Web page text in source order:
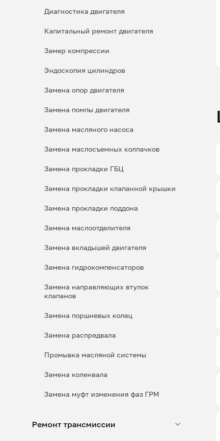
Диагностика двигателя
Капитальный ремонт двигателя
Замер компрессии
Эндоскопия цилиндров
Замена опор двигателя
Замена помпы двигателя
Замена масляного насоса
Замена маслосъемных колпачков
Замена прокладки ГБЦ
Замена прокладки клапанной крышки
Замена прокладки поддона
Замена маслоотделителя
Замена вкладышей двигателя
Замена гидрокомпенсаторов
Замена направляющих втулок
клапанов
Замена поршневых колец
Замена распредвала
Промывка масляной системы
Замена коленвала
Замена муфт изменения фаз ГРМ
Ремонт трансмиссии